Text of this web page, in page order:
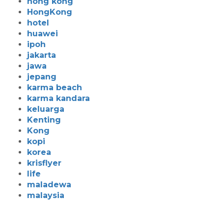
HongKong
hotel
huawei
ipoh
jakarta
jawa
jepang
karma beach
karma kandara
keluarga
Kenting
Kong
kopi
korea
krisflyer
life
maladewa
malaysia